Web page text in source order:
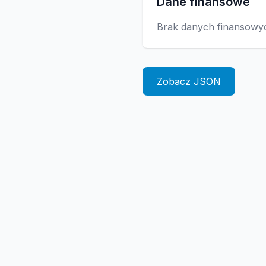
Brak danych
Zobacz JSON